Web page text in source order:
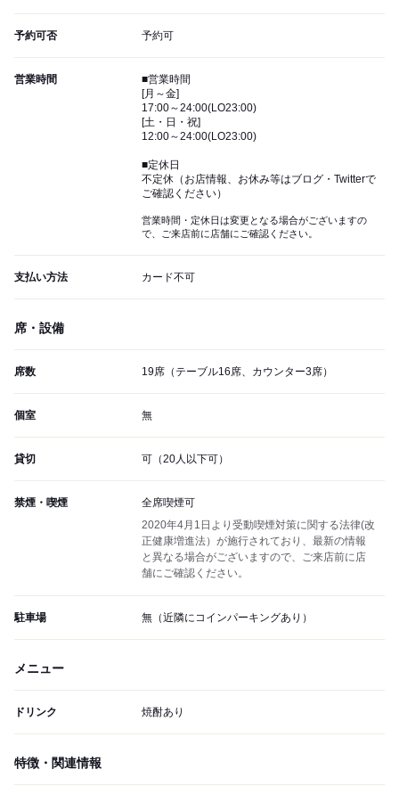
予約可否 予約可
営業時間
■営業時間
[月～金]
17:00～24:00(LO23:00)
[土・日・祝]
12:00～24:00(LO23:00)
■定休日
不定休（お店情報、お休み等はブログ・Twitterで
ご確認ください）
営業時間・定休日は変更となる場合がございますの
で、ご来店前に店舗にご確認ください。
支払い方法 カード不可
席・設備
席数 19席（テーブル16席、カウンター3席）
個室 無
貸切 可（20人以下可）
禁煙・喫煙
全席喫煙可
2020年4月1日より受動喫煙対策に関する法律(改
正健康増進法）が施行されており、最新の情報
と異なる場合がございますので、ご来店前に店
舗にご確認ください。
駐車場 無（近隣にコインパーキングあり）
メニュー
ドリンク 焼酎あり
特徴・関連情報